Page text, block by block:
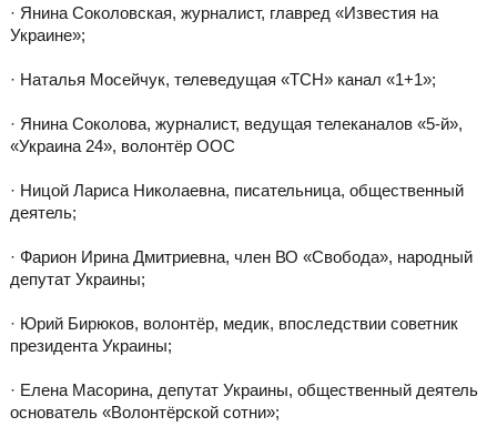
· Янина Соколовская, журналист, главред «Известия на
Украине»;
· Наталья Мосейчук, телеведущая «ТСН» канал «1+1»;
· Янина Соколова, журналист, ведущая телеканалов «5-й»,
«Украина 24», волонтёр ООС
· Ницой Лариса Николаевна, писательница, общественный
деятель;
· Фарион Ирина Дмитриевна, член ВО «Свобода», народный
депутат Украины;
· Юрий Бирюков, волонтёр, медик, впоследствии советник
президента Украины;
· Елена Масорина, депутат Украины, общественный деятель
основатель «Волонтёрской сотни»;